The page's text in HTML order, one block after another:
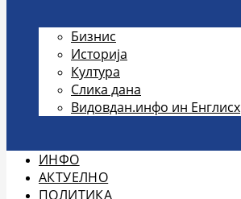
Бизнис
Историја
Култура
Слика дана
Видовдан.инфо ин Енглисх
ИНФО
АКТУЕЛНО
ПОЛИТИКА